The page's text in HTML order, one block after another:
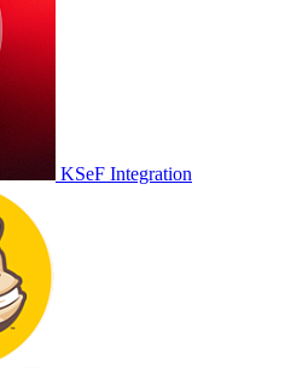
KSeF Integration